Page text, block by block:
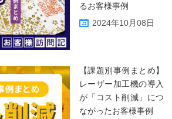
るお客様事例
2024年10月08日
【課題別事例まとめ】
レーザー加工機の導入
が「コスト削減」につ
ながったお客様事例